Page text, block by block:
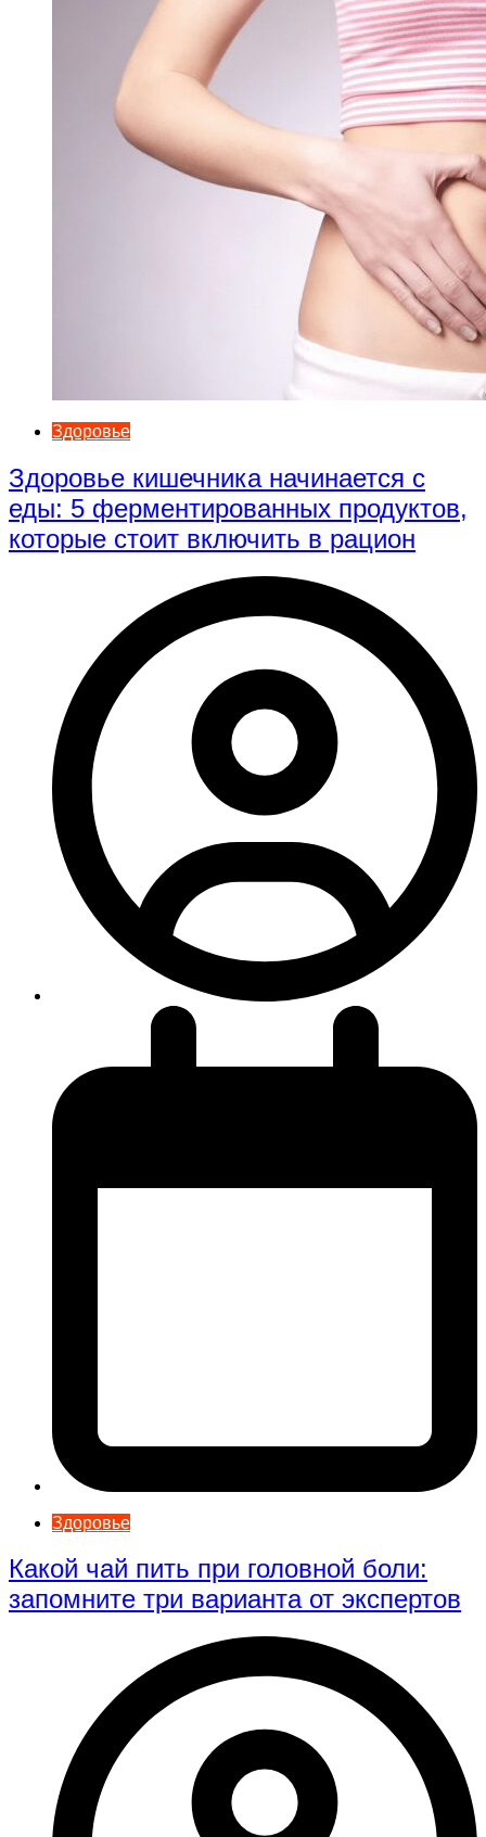
Здоровье
Здоровье кишечника начинается с
еды: 5 ферментированных продуктов,
которые стоит включить в рацион
Здоровье
Какой чай пить при головной боли:
запомните три варианта от экспертов